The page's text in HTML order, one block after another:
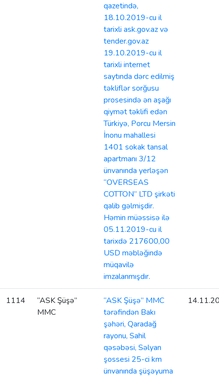
qazetində,
18.10.2019-cu il
tarixli ask.gov.az və
tender.gov.az
19.10.2019-cu il
tarixli internet
saytında dərc edilmiş
təkliflər sorğusu
prosesində ən aşağı
qiymət təklifi edən
Türkiyə, Porcu Mersin
İnonu mahallesi
1401 sokak tansal
apartmanı 3/12
ünvanında yerləşən
“OVERSEAS
COTTON” LTD şirkəti
qalib gəlmişdir.
Həmin müəssisə ilə
05.11.2019-cu il
tarixdə 217600,00
USD məbləğində
müqavilə
imzalanmışdır.
1114
“ASK Şüşə”
MMC
“ASK Şüşə” MMC
tərəfindən Bakı
şəhəri, Qaradağ
rayonu, Sahil
qəsəbəsi, Səlyan
şossesi 25-ci km
ünvanında şüşəyuma